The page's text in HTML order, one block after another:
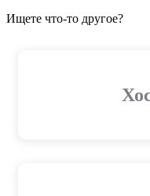
Ищете что-то другое?